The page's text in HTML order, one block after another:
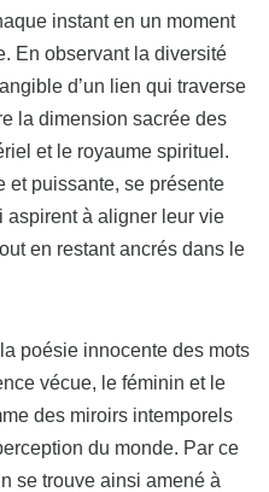
instant en un moment
En observant la diversité
d’un lien qui traverse
la dimension sacrée des
et le royaume spirituel.
et puissante, se présente
aspirent à aligner leur vie
en restant ancrés dans le
poésie innocente des mots
vécue, le féminin et le
des miroirs intemporels
du monde. Par ce
se trouve ainsi amené à